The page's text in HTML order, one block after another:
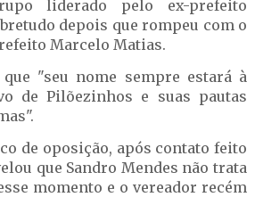
liderado pelo ex-prefeito
depois que rompeu com o
Marcelo Matias.
"seu nome sempre estará à
de Pilõezinhos e suas pautas
de oposição, após contato feito
que Sandro Mendes não trata
momento e o vereador recém